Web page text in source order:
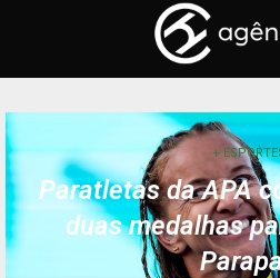
+
Paratletas da APA
duas medalhas